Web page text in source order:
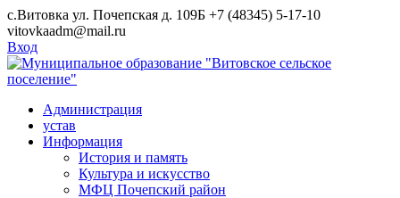
Skip
to
content
с.Витовка ул. Почепская д. 109Б +7 (48345) 5-17-10
vitovkaadm@mail.ru
Вход
Администрация
устав
Информация
История и память
Культура и искусство
МФЦ Почепский район